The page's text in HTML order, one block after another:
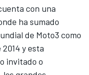
con una
ha sumado
de Moto3 como
2014 y esta
invitado o